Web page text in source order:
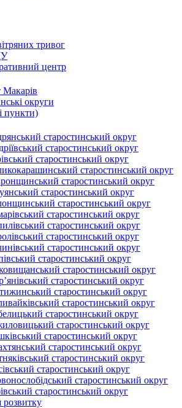
тривог
центр
Макарів
округи
пункти)
старостинський округ
старостинський округ
старостинський округ
старостинський округ
старостинський округ
старостинський округ
старостинський округ
старостинський округ
старостинський округ
старостинський округ
старостинський округ
старостинський округ
старостинський округ
старостинський округ
старостинський округ
старостинський округ
старостинський округ
старостинський округ
старостинський округ
старостинський округ
старостинський округ
старостинський округ
старостинський округ
старостинський округ
розвитку